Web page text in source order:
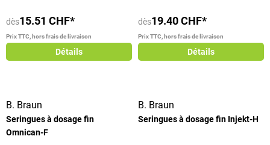
dès15.51 CHF*
Prix TTC, hors frais de livraison
Détails
dès19.40 CHF*
Prix TTC, hors frais de livraison
Détails
B. Braun
Seringues à dosage fin
Omnican-F
B. Braun
Seringues à dosage fin Injekt-H